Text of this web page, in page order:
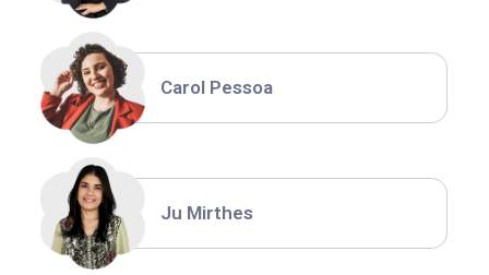
Carol Pessoa
Ju Mirthes